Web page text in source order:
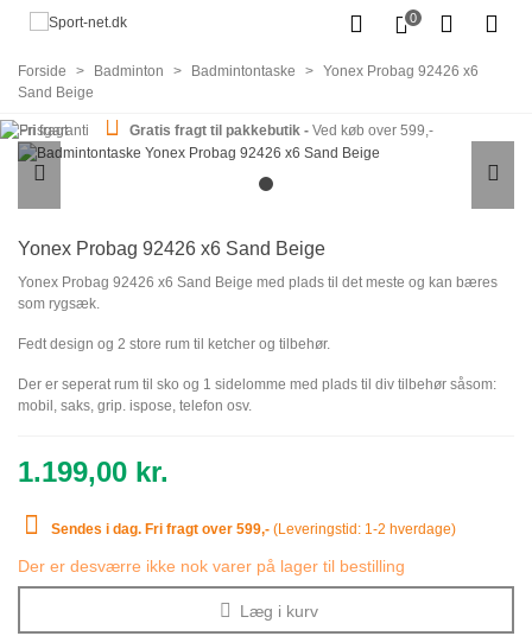
0
Forside > Badminton > Badmintontaske > Yonex Probag 92426 x6
Sand Beige
Gratis fragt til pakkebutik - Ved køb over 599,-
Yonex Probag 92426 x6 Sand Beige
Yonex Probag 92426 x6 Sand Beige med plads til det meste og kan bæres
som rygsæk.
Fedt design og 2 store rum til ketcher og tilbehør.
Der er seperat rum til sko og 1 sidelomme med plads til div tilbehør såsom:
mobil, saks, grip. ispose, telefon osv.
1.199,00 kr.
Sendes i dag. Fri fragt over 599,- (Leveringstid: 1-2 hverdage)
Der er desværre ikke nok varer på lager til bestilling
Læg i kurv